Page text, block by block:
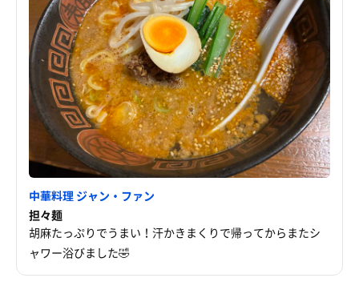
中華料理 ジャン・ファン
担々麺
胡麻たっぷりでうまい！汗かきまくりで帰ってからまたシ
ャワー浴びました🤣